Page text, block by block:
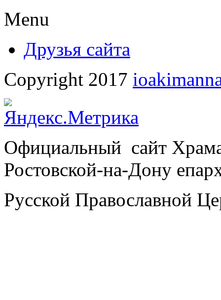
Menu
Друзья сайта
Copyright 2017
Официальный сайт
Ростовской-на-Дону
Русской Православной